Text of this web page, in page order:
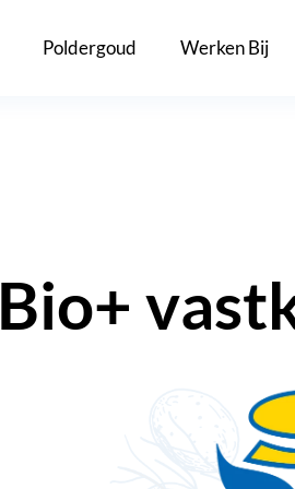
Poldergoud Werken Bij
Bio+